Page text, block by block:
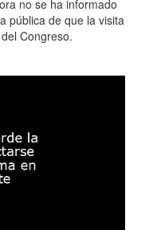
no se ha informado
pública de que la visita
Congreso.